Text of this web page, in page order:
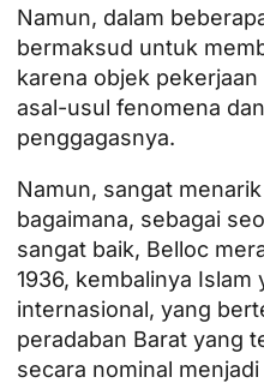
Namun, dalam
bermaksud untuk
karena objek
asal-usul fenomena
penggagasnya.
Namun, sangat
bagaimana, sebagai
sangat baik, Belloc
1936, kembalinya Islam
internasional, yang
peradaban Barat yang
secara nominal